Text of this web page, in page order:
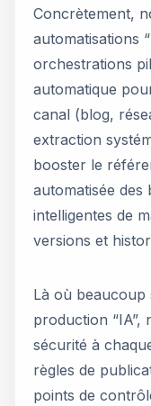
Concrètement,
automatisations
orchestrations
automatique
canal (blog,
extraction
booster le
automatisée des
intelligentes de
versions et
Là où beaucoup
production “IA”,
sécurité à
règles de
points de